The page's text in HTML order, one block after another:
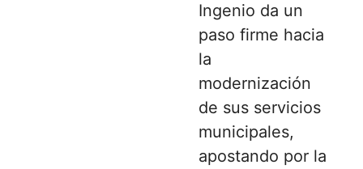
Ingenio da un
paso firme hacia
la
modernización
de sus servicios
municipales,
apostando por la